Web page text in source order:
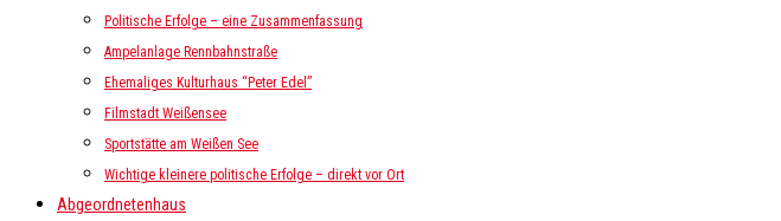
Politische Erfolge – eine Zusammenfassung
Ampelanlage Rennbahnstraße
Ehemaliges Kulturhaus “Peter Edel”
Filmstadt Weißensee
Sportstätte am Weißen See
Wichtige kleinere politische Erfolge – direkt vor Ort
Abgeordnetenhaus